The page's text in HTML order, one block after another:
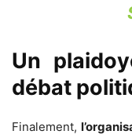
Un
débat
Finalement,